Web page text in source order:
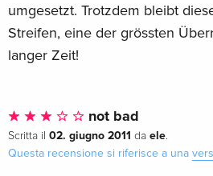
umgesetzt. Trotzdem bleibt
Streifen, eine der grössten
langer Zeit!
not bad
Scritta il 02. giugno 2011 da ele.
Questa recensione si riferisce a una